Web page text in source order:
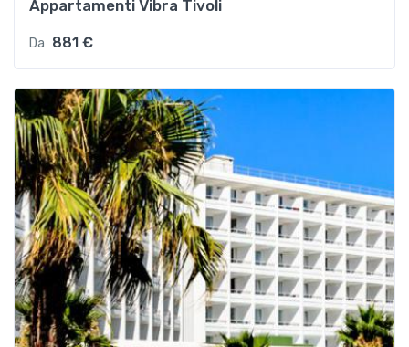
Appartamenti Vibra Tivoli
Da 881 €